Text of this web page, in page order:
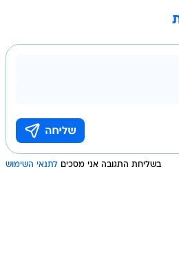
בשליחת התגובה אני מסכים לתנאי השימוש